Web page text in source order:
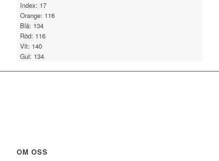
Index: 17
Orange: 116
Blå: 134
Röd: 116
Vit: 140
Gul: 134
OM OSS